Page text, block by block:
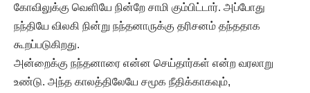
கோவிலுக்கு வெளியே நின்றே சாமி கும்பிட்டார். அப்போது
நந்தியே விலகி நின்று நந்தனாருக்கு தரிசனம் தந்ததாக
கூறப்படுகிறது.
அன்றைக்கு நந்தனாரை என்ன செய்தார்கள் என்ற வரலாறு
உண்டு. அந்த காலத்திலேயே சமூக நீதிக்காகவும்,